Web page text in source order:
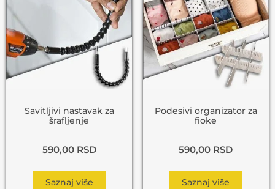
Savitljivi nastavak za
šrafljenje
590,00 RSD
Saznaj više
Podesivi organizator za
fioke
590,00 RSD
Saznaj više